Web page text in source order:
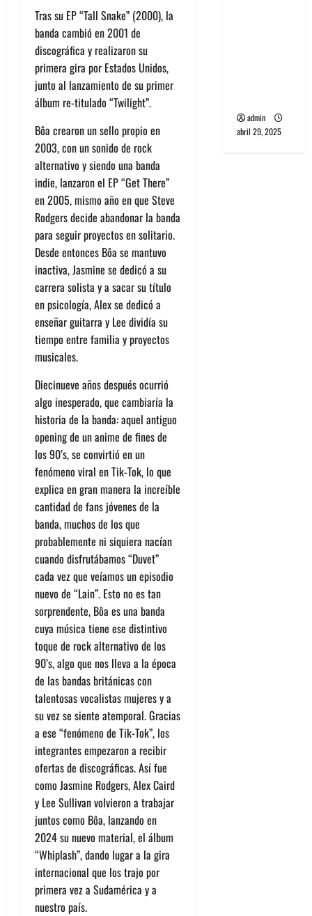
Tras su EP “Tall Snake” (2000), la
banda cambió en 2001 de
discográfica y realizaron su
primera gira por Estados Unidos,
junto al lanzamiento de su primer
álbum re-titulado “Twilight”.
Bôa crearon un sello propio en
2003, con un sonido de rock
alternativo y siendo una banda
indie, lanzaron el EP “Get There”
en 2005, mismo año en que Steve
Rodgers decide abandonar la banda
para seguir proyectos en solitario.
Desde entonces Bôa se mantuvo
inactiva, Jasmine se dedicó a su
carrera solista y a sacar su título
en psicología, Alex se dedicó a
enseñar guitarra y Lee dividía su
tiempo entre familia y proyectos
musicales.
Diecinueve años después ocurrió
algo inesperado, que cambiaría la
historia de la banda: aquel antiguo
opening de un anime de fines de
los 90’s, se convirtió en un
fenómeno viral en Tik-Tok, lo que
explica en gran manera la increíble
cantidad de fans jóvenes de la
banda, muchos de los que
probablemente ni siquiera nacían
cuando disfrutábamos “Duvet”
cada vez que veíamos un episodio
nuevo de “Lain”. Esto no es tan
sorprendente, Bôa es una banda
cuya música tiene ese distintivo
toque de rock alternativo de los
90’s, algo que nos lleva a la época
de las bandas británicas con
talentosas vocalistas mujeres y a
su vez se siente atemporal. Gracias
a ese “fenómeno de Tik-Tok”, los
integrantes empezaron a recibir
ofertas de discográficas.Así fue
como Jasmine Rodgers, Alex Caird
y Lee Sullivan volvieron a trabajar
juntos como Bôa, lanzando en
2024 su nuevo material, el álbum
“Whiplash”, dando lugar a la gira
internacional que los trajo por
primera vez a Sudamérica y a
nuestro país.
admin
abril 29, 2025